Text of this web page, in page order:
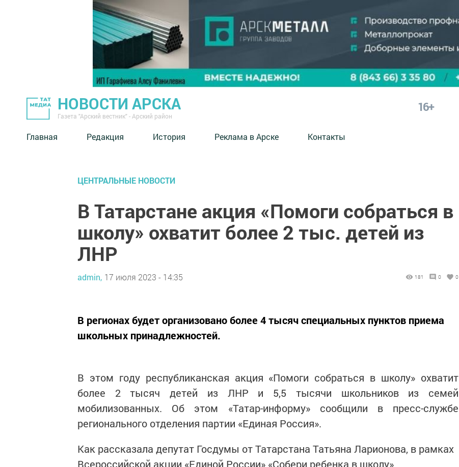
НОВОСТИ АРСКА
Газета "Арский вестник" - Арский район
16+
Главная Редакция История Реклама в Арске Контакты
ЦЕНТРАЛЬНЫЕ НОВОСТИ
В Татарстане акция «Помоги собраться в
школу» охватит более 2 тыс. детей из
ЛНР
admin, 17 июля 2023 - 14:35 181 0 0
В регионах будет организовано более 4 тысяч специальных пунктов приема
школьных принадлежностей.
В этом году республиканская акция «Помоги собраться в школу» охватит
более 2 тысяч детей из ЛНР и 5,5 тысячи школьников из семей
мобилизованных. Об этом «Татар-информу» сообщили в пресс-службе
регионального отделения партии «Единая Россия».
Как рассказала депутат Госдумы от Татарстана Татьяна Ларионова, в рамках
Всероссийской акции «Единой России» «Собери ребенка в школу»